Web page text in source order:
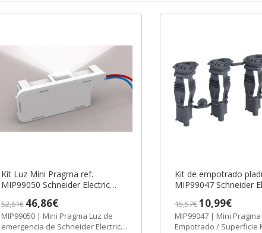
Kit Luz Mini Pragma ref.
MIP99050 Schneider Electric
52,61€ 46,86€
MIP99050 | Mini Pragma Luz de
emergencia de Schneider Electric
Kit de empotrado
MIP99047 Schneider
15,57€10,99€
MIP99047 | Mini Pragma
Empotrado / Superficie